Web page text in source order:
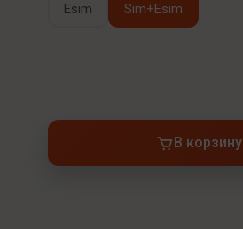
Esim Sim+Esim
В корзину